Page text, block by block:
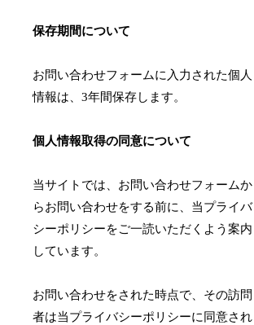
保存期間について
お問い合わせフォームに入力された個人
情報は、3年間保存します。
個人情報取得の同意について
当サイトでは、お問い合わせフォームか
らお問い合わせをする前に、当プライバ
シーポリシーをご一読いただくよう案内
しています。
お問い合わせをされた時点で、その訪問
者は当プライバシーポリシーに同意され